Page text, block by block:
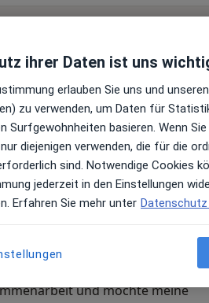
auf meinem Profil und damit
zu dürfen. Ich bin
auf höchstem Niveau,
Geduld und Feingefühl
und Technologien zurück. Auch
und möchte meine
ihrer Daten ist uns
erlauben Sie uns und
zu verwenden, um Daten für
Surfgewohnheiten basieren. Wenn
diejenigen verwenden, die für die
sind. Notwendige Cookies
jederzeit in den Einstellungen
Erfahren Sie mehr unter Datenschutz